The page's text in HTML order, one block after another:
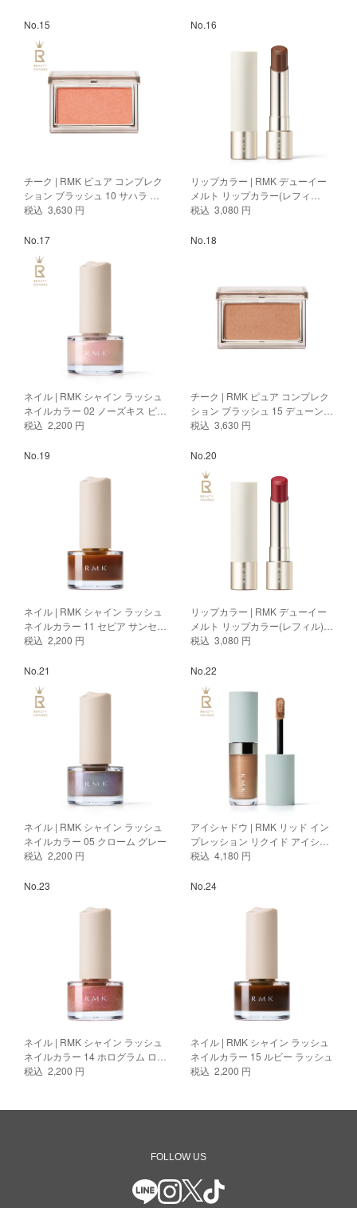
No.15
チーク | RMK ピュア コンプレク
ション ブラッシュ 10 サハラ ベ
ージュ
税込 3,630 円
No.16
リップカラー | RMK デューイー
メルト リップカラー(レフィ
ル)13 ヘーゼル ハーモニー
税込 3,080 円
No.17
ネイル | RMK シャイン ラッシュ
ネイルカラー 02 ノーズキス ピン
ク
税込 2,200 円
No.18
チーク | RMK ピュア コンプレク
ション ブラッシュ 15 デューン
ウェーブス
税込 3,630 円
No.19
ネイル | RMK シャイン ラッシュ
ネイルカラー 11 セピア サンセッ
ト
税込 2,200 円
No.20
リップカラー | RMK デューイー
メルト リップカラー(レフィル)
06
税込 3,080 円
No.21
ネイル | RMK シャイン ラッシュ
ネイルカラー 05 クローム グレー
税込 2,200 円
No.22
アイシャドウ | RMK リッド イン
プレッション リクイド アイシャ
ドウ 01 テンダー トープ
税込 4,180 円
No.23
ネイル | RMK シャイン ラッシュ
ネイルカラー 14 ホログラム ロー
ズ
税込 2,200 円
No.24
ネイル | RMK シャイン ラッシュ
ネイルカラー 15 ルビー ラッシュ
税込 2,200 円
FOLLOW US